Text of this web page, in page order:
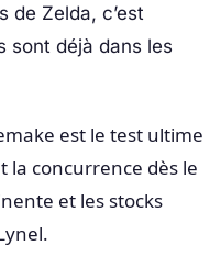
de Zelda, c’est
sont déjà dans les
est le test ultime
la concurrence dès le
et les stocks